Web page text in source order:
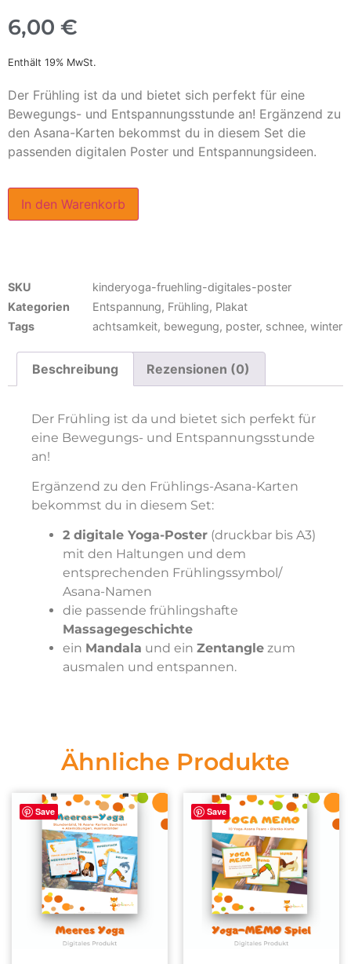
6,00 €
Enthält 19% MwSt.
Der Frühling ist da und bietet sich perfekt für eine
Bewegungs- und Entspannungsstunde an! Ergänzend zu
den Asana-Karten bekommst du in diesem Set die
passenden digitalen Poster und Entspannungsideen.
In den Warenkorb
SKU
kinderyoga-fruehling-digitales-poster
Kategorien
Entspannung, Frühling, Plakat
Tags
achtsamkeit, bewegung, poster, schnee, winter
Beschreibung Rezensionen (0)
Der Frühling ist da und bietet sich perfekt für
eine Bewegungs- und Entspannungsstunde
an!
Ergänzend zu den Frühlings-Asana-Karten
bekommst du in diesem Set:
2 digitale Yoga-Poster (druckbar bis A3)
mit den Haltungen und dem
entsprechenden Frühlingssymbol/
Asana-Namen
die passende frühlingshafte
Massagegeschichte
ein Mandala und ein Zentangle zum
ausmalen und entspannen.
Ähnliche Produkte
Save Save